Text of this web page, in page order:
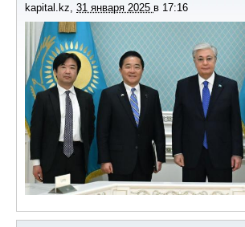
kapital.kz 31 января 2025 в 17:16